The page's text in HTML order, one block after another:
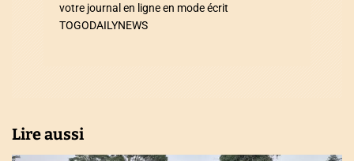
votre journal en ligne en mode écrit
TOGODAILYNEWS
Lire aussi